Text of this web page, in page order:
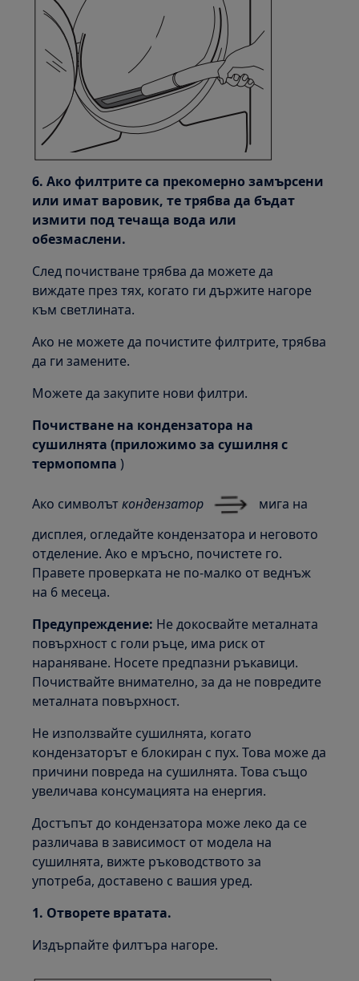
6. Ако филтрите са прекомерно замърсени
или имат варовик, те трябва да бъдат
измити под течаща вода или
обезмаслени.
След почистване трябва да можете да
виждате през тях, когато ги държите нагоре
към светлината.
Ако не можете да почистите филтрите, трябва
да ги замените.
Можете да закупите нови филтри.
Почистване на кондензатора на
сушилнята (приложимо за сушилня с
термопомпа )
Ако символъткондензатор
мига на
дисплея, огледайте кондензатора и неговото
отделение. Ако е мръсно, почистете го.
Правете проверката не по-малко от веднъж
на 6 месеца.
Предупреждение: Не докосвайте металната
повърхност с голи ръце, има риск от
нараняване. Носете предпазни ръкавици.
Почиствайте внимателно, за да не повредите
металната повърхност.
Не използвайте сушилнята, когато
кондензаторът е блокиран с пух. Това може да
причини повреда на сушилнята. Това също
увеличава консумацията на енергия.
Достъпът до кондензатора може леко да се
различава в зависимост от модела на
сушилнята, вижте ръководството за
употреба, доставено с вашия уред.
1. Отворете вратата.
Издърпайте филтъра нагоре.